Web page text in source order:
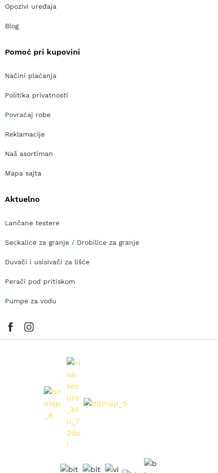
Opozivi uređaja
Blog
Pomoć pri kupovini
Načini plaćanja
Politika privatnosti
Povraćaj robe
Reklamacije
Naš asortiman
Mapa sajta
Aktuelno
Lančane testere
Seckalice za granje / Drobilice za granje
Duvači i usisivači za lišće
Perači pod pritiskom
Pumpe za vodu